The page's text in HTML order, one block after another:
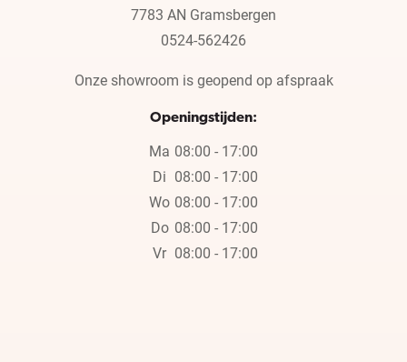
7783 AN Gramsbergen
0524-562426
Onze showroom is geopend op afspraak
Openingstijden:
Ma 08:00 - 17:00
Di 08:00 - 17:00
Wo 08:00 - 17:00
Do 08:00 - 17:00
Vr 08:00 - 17:00